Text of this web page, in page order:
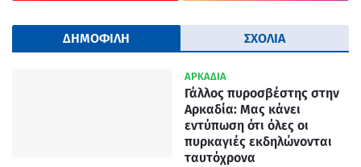
ΔΗΜΟΦΙΛΗ ΣΧΟΛΙΑ
ΑΡΚΑΔΙΑ
Γάλλος πυροσβέστης στην
Αρκαδία: Μας κάνει
εντύπωση ότι όλες οι
πυρκαγιές εκδηλώνονται
ταυτόχρονα